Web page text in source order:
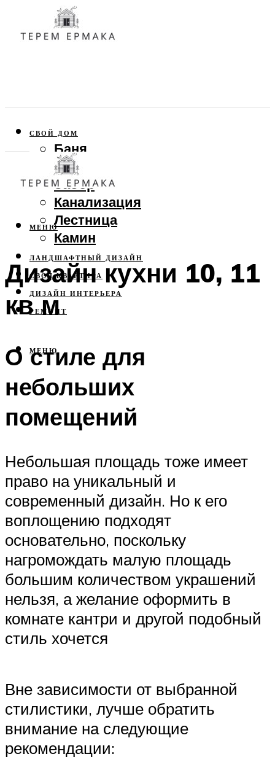
СВОЙ ДОМ
Баня
Веранда
Забор
Канализация
Лестница
Камин
ЛАНДШАФТНЫЙ ДИЗАЙН
СВОЯ КВАРТИРА
ДИЗАЙН ИНТЕРЬЕРА
РЕМОНТ
МЕНЮ
МЕНЮ
Дизайн кухни 10, 11
кв м
О стиле для
небольших
помещений
Небольшая площадь тоже имеет
право на уникальный и
современный дизайн. Но к его
воплощению подходят
основательно, поскольку
нагромождать малую площадь
большим количеством украшений
нельзя, а желание оформить в
комнате кантри и другой подобный
стиль хочется
Вне зависимости от выбранной
стилистики, лучше обратить
внимание на следующие
рекомендации: